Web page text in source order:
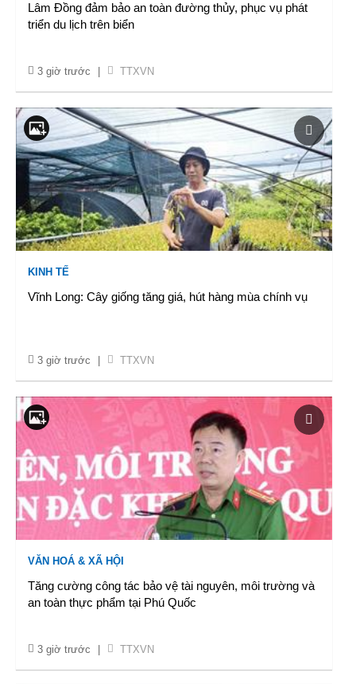
Lâm Đồng đảm bảo an toàn đường thủy, phục vụ phát
triển du lịch trên biển
3 giờ trước TTXVN
KINH TẾ
Vĩnh Long: Cây giống tăng giá, hút hàng mùa chính vụ
3 giờ trước TTXVN
VĂN HOÁ & XÃ HỘI
Tăng cường công tác bảo vệ tài nguyên, môi trường và
an toàn thực phẩm tại Phú Quốc
3 giờ trước TTXVN